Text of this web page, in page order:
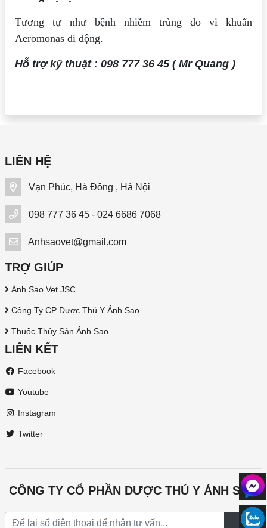
Tương tự như bệnh nhiễm trùng do vi khuẩn
Aeromonas di động.
Hỗ trợ kỹ thuật : 098 777 36 45 ( Mr Quang )
LIÊN HỆ
Vạn Phúc, Hà Đông , Hà Nội
098 777 36 45 - 024 6686 7068
Anhsaovet@gmail.com
TRỢ GIÚP
Ánh Sao Vet JSC
Công Ty CP Dược Thú Y Ánh Sao
Thuốc Thủy Sản Ánh Sao
LIÊN KẾT
Facebook
Youtube
Instagram
Twitter
CÔNG TY CỔ PHẦN DƯỢC THÚ Y ÁNH SAO